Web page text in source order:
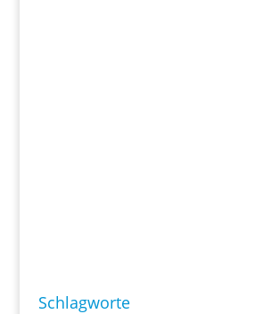
Schlagworte